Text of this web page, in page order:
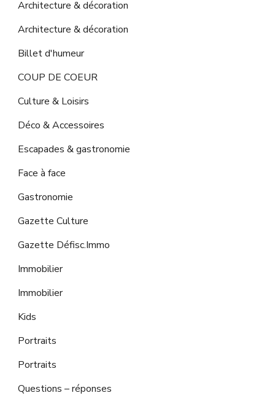
Architecture & décoration
Architecture & décoration
Billet d'humeur
COUP DE COEUR
Culture & Loisirs
Déco & Accessoires
Escapades & gastronomie
Face à face
Gastronomie
Gazette Culture
Gazette Défisc.Immo
Immobilier
Immobilier
Kids
Portraits
Portraits
Questions – réponses